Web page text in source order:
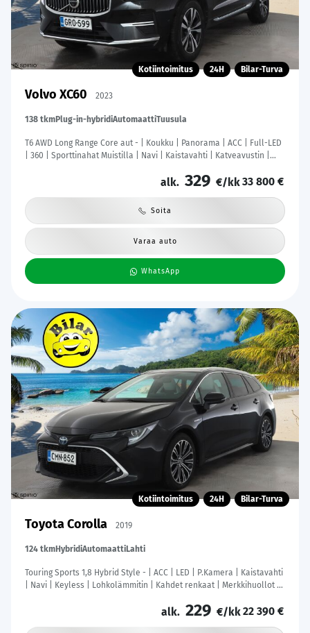
Kotiintoimitus 24H Bilar-Turva
Volvo XC60 2023
138 tkmPlug-in-hybridiAutomaattiTuusula
T6 AWD Long Range Core aut - | Koukku | Panorama | ACC | Full-LED
| 360 | Sporttinahat Muistilla | Navi | Kaistavahti | Katveavustin |
alk. 329 €/kk33 800 €
Soita
Varaa auto
WhatsApp
Kotiintoimitus 24H Bilar-Turva
Toyota Corolla 2019
124 tkmHybridiAutomaattiLahti
Touring Sports 1,8 Hybrid Style - | ACC | LED | P.Kamera | Kaistavahti
| Navi | Keyless | Lohkolämmitin | Kahdet renkaat | Merkkihuollot |
alk. 229 €/kk22 390 €